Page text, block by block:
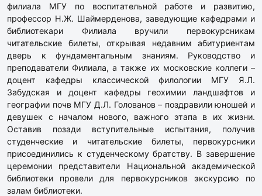
филиала МГУ по воспитательной работе и развитию,
профессор Н.Ж. Шаймерденова, заведующие кафедрами и
библиотекари Филиала вручили первокурсникам
читательские билеты, открывая недавним абитуриентам
дверь к фундаментальным знаниям. Руководство и
преподаватели Филиала, а также их московские коллеги –
доцент кафедры классической филологии МГУ Я.Л.
Забудская и доцент кафедры геохимии ландшафтов и
географии почв МГУ Д.Л. Голованов – поздравили юношей и
девушек с началом нового, важного этапа в их жизни.
Оставив позади вступительные испытания, получив
студенческие и читательские билеты, первокурсники
присоединились к студенческому братству. В завершение
церемонии представители Национальной академической
библиотеки провели для первокурсников экскурсию по
залам библиотеки.